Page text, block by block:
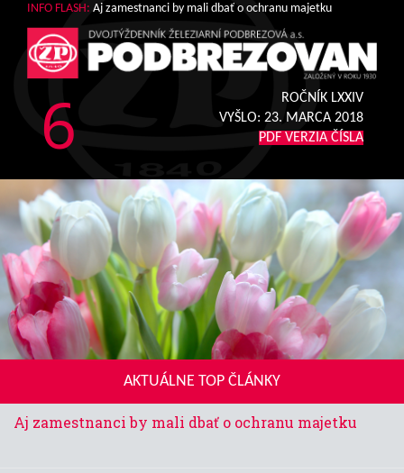
INFO FLASH: Aj zamestnanci by mali dbať o ochranu majetku
6
ROČNÍK LXXIV
VYŠLO: 23. MARCA 2018
PDF VERZIA ČÍSLA
AKTUÁLNE TOP ČLÁNKY
Aj zamestnanci by mali dbať o ochranu majetku